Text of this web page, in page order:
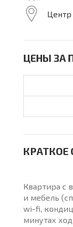
Центр
ЦЕНЫ ЗА
КРАТКОЕ
Квартира с
и мебель
wi-fi,
минутах